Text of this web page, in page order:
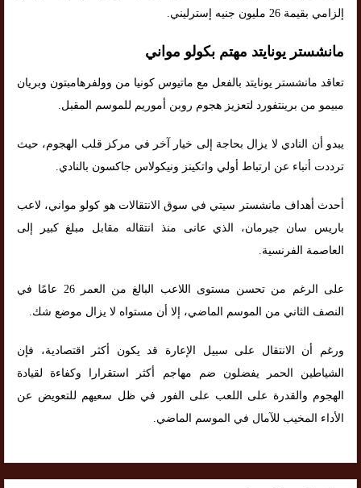
إلزامي بقيمة 26 مليون جنيه إسترليني.
مانشستر يونايتد مهتم بكولو مواني
تعاقد مانشستر يونايتد بالفعل مع ماتيوس كونيا من وولفرهامبتون وبريان
مبيمو من برينتفورد لتعزيز هجوم روبن أموريم للموسم المقبل.
يبدو أن النادي لا يزال بحاجة إلى خيار آخر في مركز قلب الهجوم، حيث
ترددت أنباء عن ارتباط أولي واتكينز ونيكولاس جاكسون بالنادي.
أحدث أهداف مانشستر سيتي في سوق الانتقالات هو كولو مواني، لاعب
باريس سان جيرمان، الذي عانى منذ انتقاله مقابل مبلغ كبير إلى
العاصمة الفرنسية.
على الرغم من تحسن مستوى اللاعب البالغ من العمر 26 عامًا في
النصف الثاني من الموسم الماضي، إلا أن مستواه لا يزال موضع شك.
ورغم أن الانتقال على سبيل الإعارة قد يكون أكثر اقتصادية، فإن
الشياطين الحمر يفضلون ضم مهاجم أكثر استقرارا وكفاءة لقيادة
الهجوم والقدرة على اللعب على الفور في ظل سعيهم للتعويض عن
الأداء المخيب للآمال في الموسم الماضي.